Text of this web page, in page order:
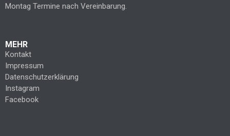
Montag Termine nach Vereinbarung.
MEHR
Kontakt
Impressum
Datenschutzerklärung
Instagram
Facebook